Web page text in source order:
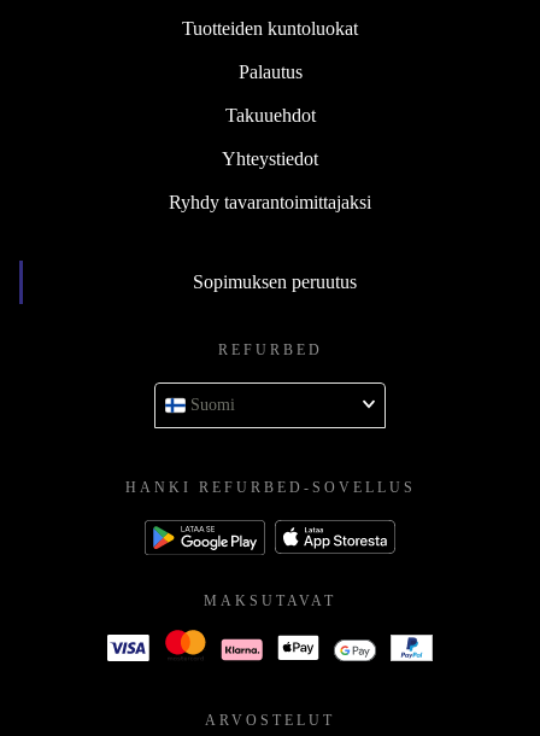
Tuotteiden kuntoluokat
Palautus
Takuuehdot
Yhteystiedot
Ryhdy tavarantoimittajaksi
Sopimuksen peruutus
REFURBED
Suomi
HANKI REFURBED-SOVELLUS
MAKSUTAVAT
ARVOSTELUT